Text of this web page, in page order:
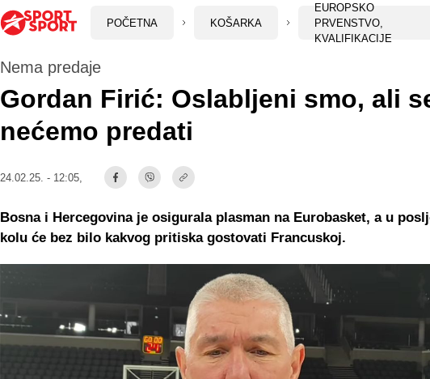
POČETNA KOŠARKA
EUROPSKO
PRVENSTVO,
KVALIFIKACIJE
Nema predaje
Gordan Firić: Oslabljeni smo, ali
nećemo predati
24.02.25. - 12:05,
Bosna i Hercegovina je osigurala plasman na Eurobasket, a u
kolu će bez bilo kakvog pritiska gostovati Francuskoj.